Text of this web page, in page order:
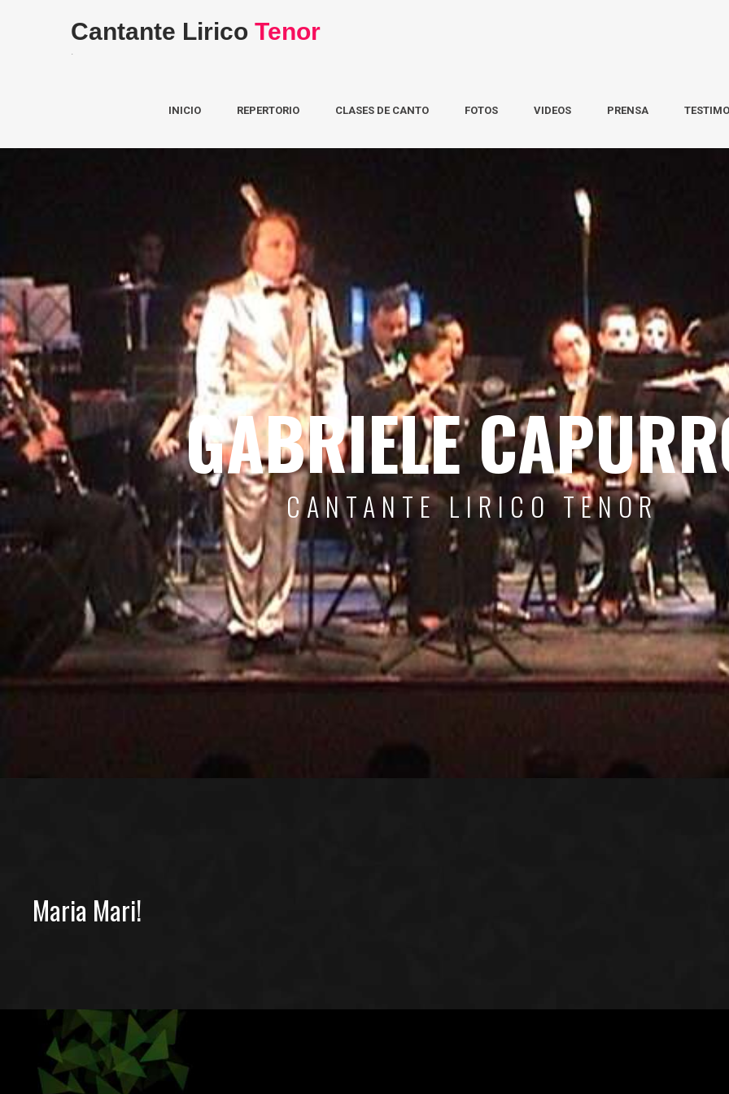
Cantante Lirico Tenor
.
INICIO REPERTORIO CLASES DE CANTO FOTOS VIDEOS PRENSA
GABRIELE
CANTANTE LIRICO TENOR
Maria Mari!